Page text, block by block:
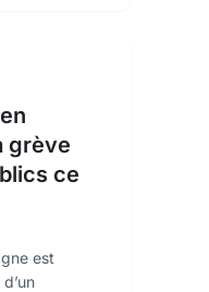
grève
ce
est